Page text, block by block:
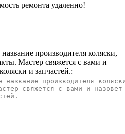
ремонта удаленно!
производителя коляски,
Мастер свяжется с вами и
и запчастей.: